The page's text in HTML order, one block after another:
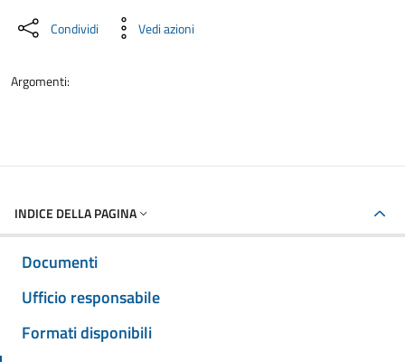
Condividi Vedi azioni
Argomenti:
INDICE DELLA PAGINA
Documenti
Ufficio responsabile
Formati disponibili